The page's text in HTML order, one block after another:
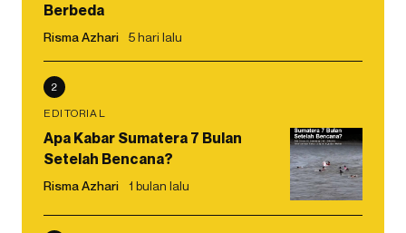
Berbeda
Risma Azhari 5 hari lalu
2
EDITORIAL
Apa Kabar Sumatera 7 Bulan
Setelah Bencana?
Risma Azhari 1 bulan lalu